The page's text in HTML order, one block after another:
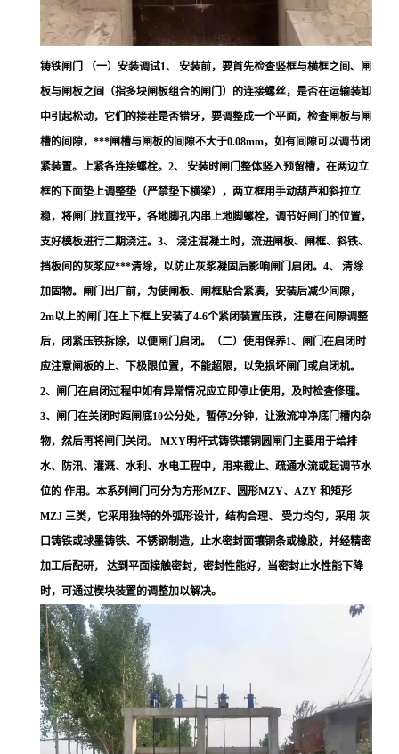
铸铁闸门 （一）安装调试1、 安装前，要首先检查竖框与横框之间、闸
板与闸板之间（指多块闸板组合的闸门）的连接螺丝，是否在运输装卸
中引起松动，它们的接茬是否错牙，要调整成一个平面，检查闸板与闸
槽的间隙，***闸槽与闸板的间隙不大于0.08mm，如有间隙可以调节闭
紧装置。上紧各连接螺栓。2、 安装时闸门整体竖入预留槽，在两边立
框的下面垫上调整垫（严禁垫下横梁），两立框用手动葫芦和斜拉立
稳，将闸门找直找平，各地脚孔内串上地脚螺栓，调节好闸门的位置，
支好模板进行二期浇注。3、 浇注混凝土时，流进闸板、闸框、斜铁、
挡板间的灰浆应***清除，以防止灰浆凝固后影响闸门启闭。4、 清除
加固物。闸门出厂前，为使闸板、闸框贴合紧凑，安装后减少间隙，
2m以上的闸门在上下框上安装了4-6个紧闭装置压铁，注意在间隙调整
后，闭紧压铁拆除，以便闸门启闭。（二）使用保养1、闸门在启闭时
应注意闸板的上、下极限位置，不能超限，以免损坏闸门或启闭机。
2、闸门在启闭过程中如有异常情况应立即停止使用，及时检查修理。
3、闸门在关闭时距闸底10公分处，暂停2分钟，让激流冲净底门槽内杂
物，然后再将闸门关闭。 MXY明杆式铸铁镶铜圆闸门主要用于给排
水、防汛、灌溉、水利、水电工程中，用来截止、疏通水流或起调节水
位的 作用。本系列闸门可分为方形MZF、圆形MZY、AZY 和矩形
MZJ 三类，它采用独特的外弧形设计，结构合理、 受力均匀，采用 灰
口铸铁或球墨铸铁、不锈钢制造，止水密封面镶铜条或橡胶，并经精密
加工后配研， 达到平面接触密封，密封性能好，当密封止水性能下降
时，可通过楔块装置的调整加以解决。